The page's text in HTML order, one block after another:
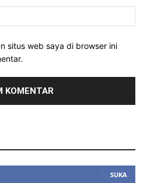
situs web saya di browser ini
SUKA